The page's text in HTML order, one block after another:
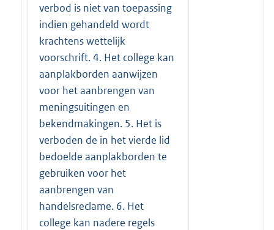
verbod is niet van toepassing
indien gehandeld wordt
krachtens wettelijk
voorschrift. 4. Het college kan
aanplakborden aanwijzen
voor het aanbrengen van
meningsuitingen en
bekendmakingen. 5. Het is
verboden de in het vierde lid
bedoelde aanplakborden te
gebruiken voor het
aanbrengen van
handelsreclame. 6. Het
college kan nadere regels